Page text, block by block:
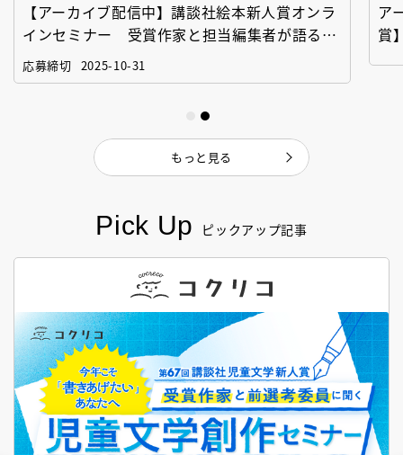
Pick Up ピックアップ記事
【アーカイブ配信中】講談社絵本新人賞オンラ
インセミナー 受賞作家と担当編集者が語る
「絵本創作実践講座」
応募締切 2025-10-31
ア
賞
もっと見る